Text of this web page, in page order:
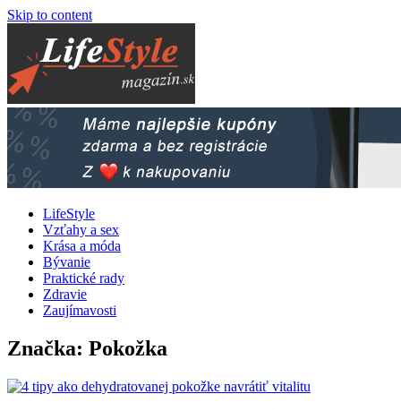
Skip to content
LifeStyle
Vzťahy a sex
Krása a móda
Bývanie
Praktické rady
Zdravie
Zaujímavosti
Značka: Pokožka